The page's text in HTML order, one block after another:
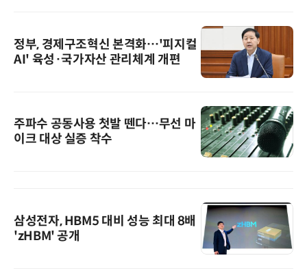
정부, 경제구조혁신 본격화…'피지컬
AI' 육성·국가자산 관리체계 개편
주파수 공동사용 첫발 뗀다…무선 마
이크 대상 실증 착수
삼성전자, HBM5 대비 성능 최대 8배
'zHBM' 공개